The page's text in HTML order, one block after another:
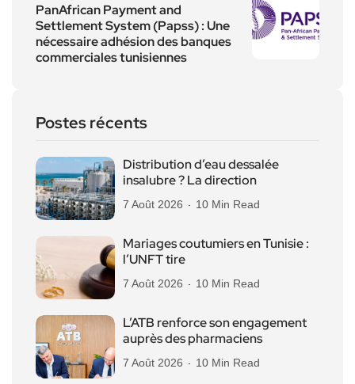
PanAfrican Payment and
Settlement System (Papss) : Une
nécessaire adhésion des banques
commerciales tunisiennes
Postes récents
Distribution d’eau dessalée
insalubre ? La direction
7 Août 2026 10 Min Read
Mariages coutumiers en Tunisie :
l’UNFT tire
7 Août 2026 10 Min Read
L’ATB renforce son engagement
auprès des pharmaciens
7 Août 2026 10 Min Read